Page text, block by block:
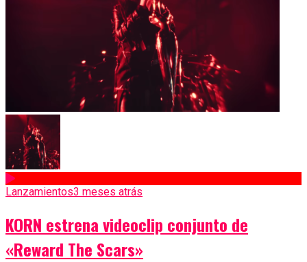
Lanzamientos3 meses atrás
KORN estrena videoclip conjunto de
«Reward The Scars»